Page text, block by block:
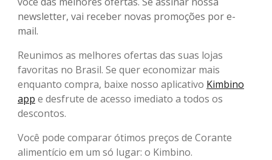
newsletter, vai receber novas promoções por e-
mail.
Reunimos as melhores ofertas das suas lojas
favoritas no Brasil. Se quer economizar mais
enquanto compra, baixe nosso aplicativo Kimbino
app e desfrute de acesso imediato a todos os
descontos.
Você pode comparar ótimos preços de Corante
alimentício em um só lugar: o Kimbino.